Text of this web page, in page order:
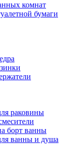
комнат
бумаги
раковины
борт ванны
ванны и душа